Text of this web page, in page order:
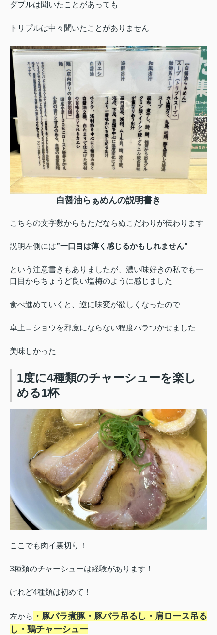
ダブルは聞いたことがあっても
トリプルは中々聞いたことがありません
白醤油らぁめんの説明書き
こちらの文字数からもただならぬこだわりが伝わります
説明左側には”一口目は薄く感じるかもしれません”
という注意書きもありましたが、 濃い味好きの私でも一
口目からちょうど良い塩梅のように感じました
食べ進めていくと、逆に味変が欲しくなったので
卓上コショウを邪魔にならない程度パラつかせました
美味しかった
1度に4種類のチャーシューを楽し
める1杯
ここでも肉イ裏切り！
3種類のチャーシューは経験があります！
けれど4種類は初めて！
左から ・豚バラ煮豚・豚バラ吊るし・肩ロース吊る
し・鶏チャーシュー